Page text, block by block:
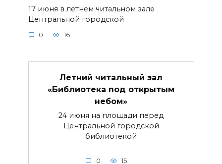
17 июня в летнем читальном зале
Центральной городской
0 16
Летний читальный зал
«Библиотека под открытым
небом»
24 июня на площади перед
Центральной городской
библиотекой
0 15